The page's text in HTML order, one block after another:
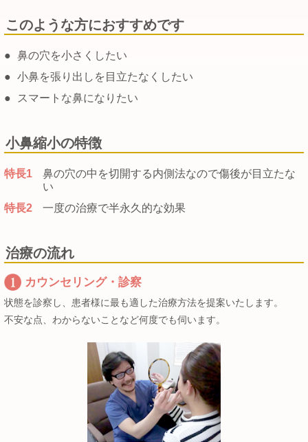
このような方におすすめです
● 鼻の穴を小さくしたい
● 小鼻を張り出しを目立たなくしたい
●
スマートな鼻になりたい
小鼻縮小の特徴
特長1
鼻の穴の中を切開する内側法なので傷後が目立たな
い
特長2
一度の治療で半永久的な効果
治療の流れ
カウンセリング・診察
状態を診察し、患者様に最も適した治療方法を提案いたします。
不安な点、わからないことなど何度でも伺います。